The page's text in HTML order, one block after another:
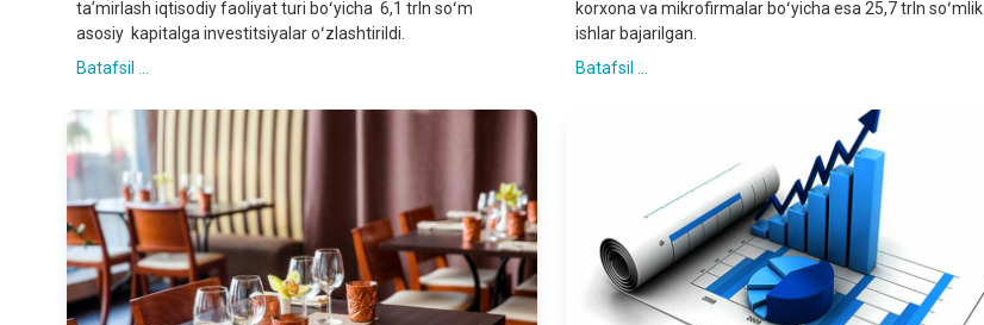
taʼmirlash iqtisodiy faoliyat turi boʻyicha 6,1 trln soʻm
asosiy kapitalga investitsiyalar oʻzlashtirildi.
Batafsil ...
korxona va mikrofirmalar boʻyicha esa 25,7 trln soʻmlik
ishlar bajarilgan.
Batafsil ...